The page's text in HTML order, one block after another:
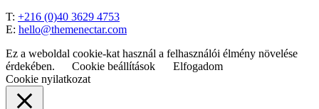
T: +216 (0)40 3629 4753
E: hello@themenectar.com
Ez a weboldal cookie-kat használ a felhasználói élmény növelése
érdekében.
Cookie beállítások
Elfogadom
Cookie nyilatkozat